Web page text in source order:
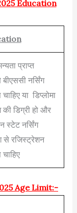
Education
प्राप्त
नर्सिंग
चाहिए या डिप्लोमा
की डिग्री हो और
स्टेट नर्सिंग
से रजिस्ट्रेशन
चाहिए
Age Limit:-